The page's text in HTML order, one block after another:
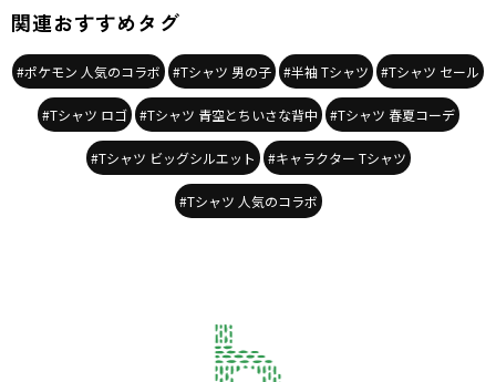
関連おすすめタグ
#ポケモン 人気のコラボ #Tシャツ 男の子 #半袖 Tシャツ #Tシャツ セール
#Tシャツ ロゴ #Tシャツ 青空とちいさな背中 #Tシャツ 春夏コーデ
#Tシャツ ビッグシルエット #キャラクター Tシャツ
#Tシャツ 人気のコラボ